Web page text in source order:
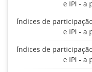
e IPI - a
Índices de
e IPI - a
Índices de
e IPI - a